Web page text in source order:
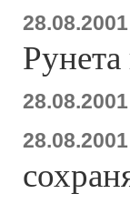
Рунета